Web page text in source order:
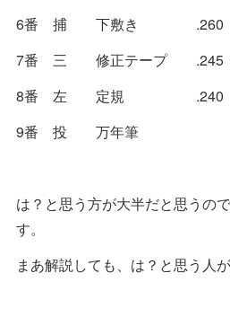
6番 捕 下敷き .260
7番 三 修正テープ .245
8番 左 定規 .240
9番 投 万年筆
は？と思う方が大半だと思うの
す。
まあ解説しても、は？と思う人が